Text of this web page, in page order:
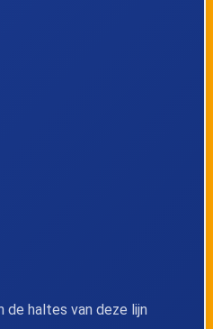
de haltes van deze lijn